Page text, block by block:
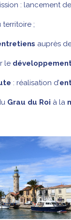
: lancement
territoire ;
auprès
le
: réalisation d’
Grau du Roi à la